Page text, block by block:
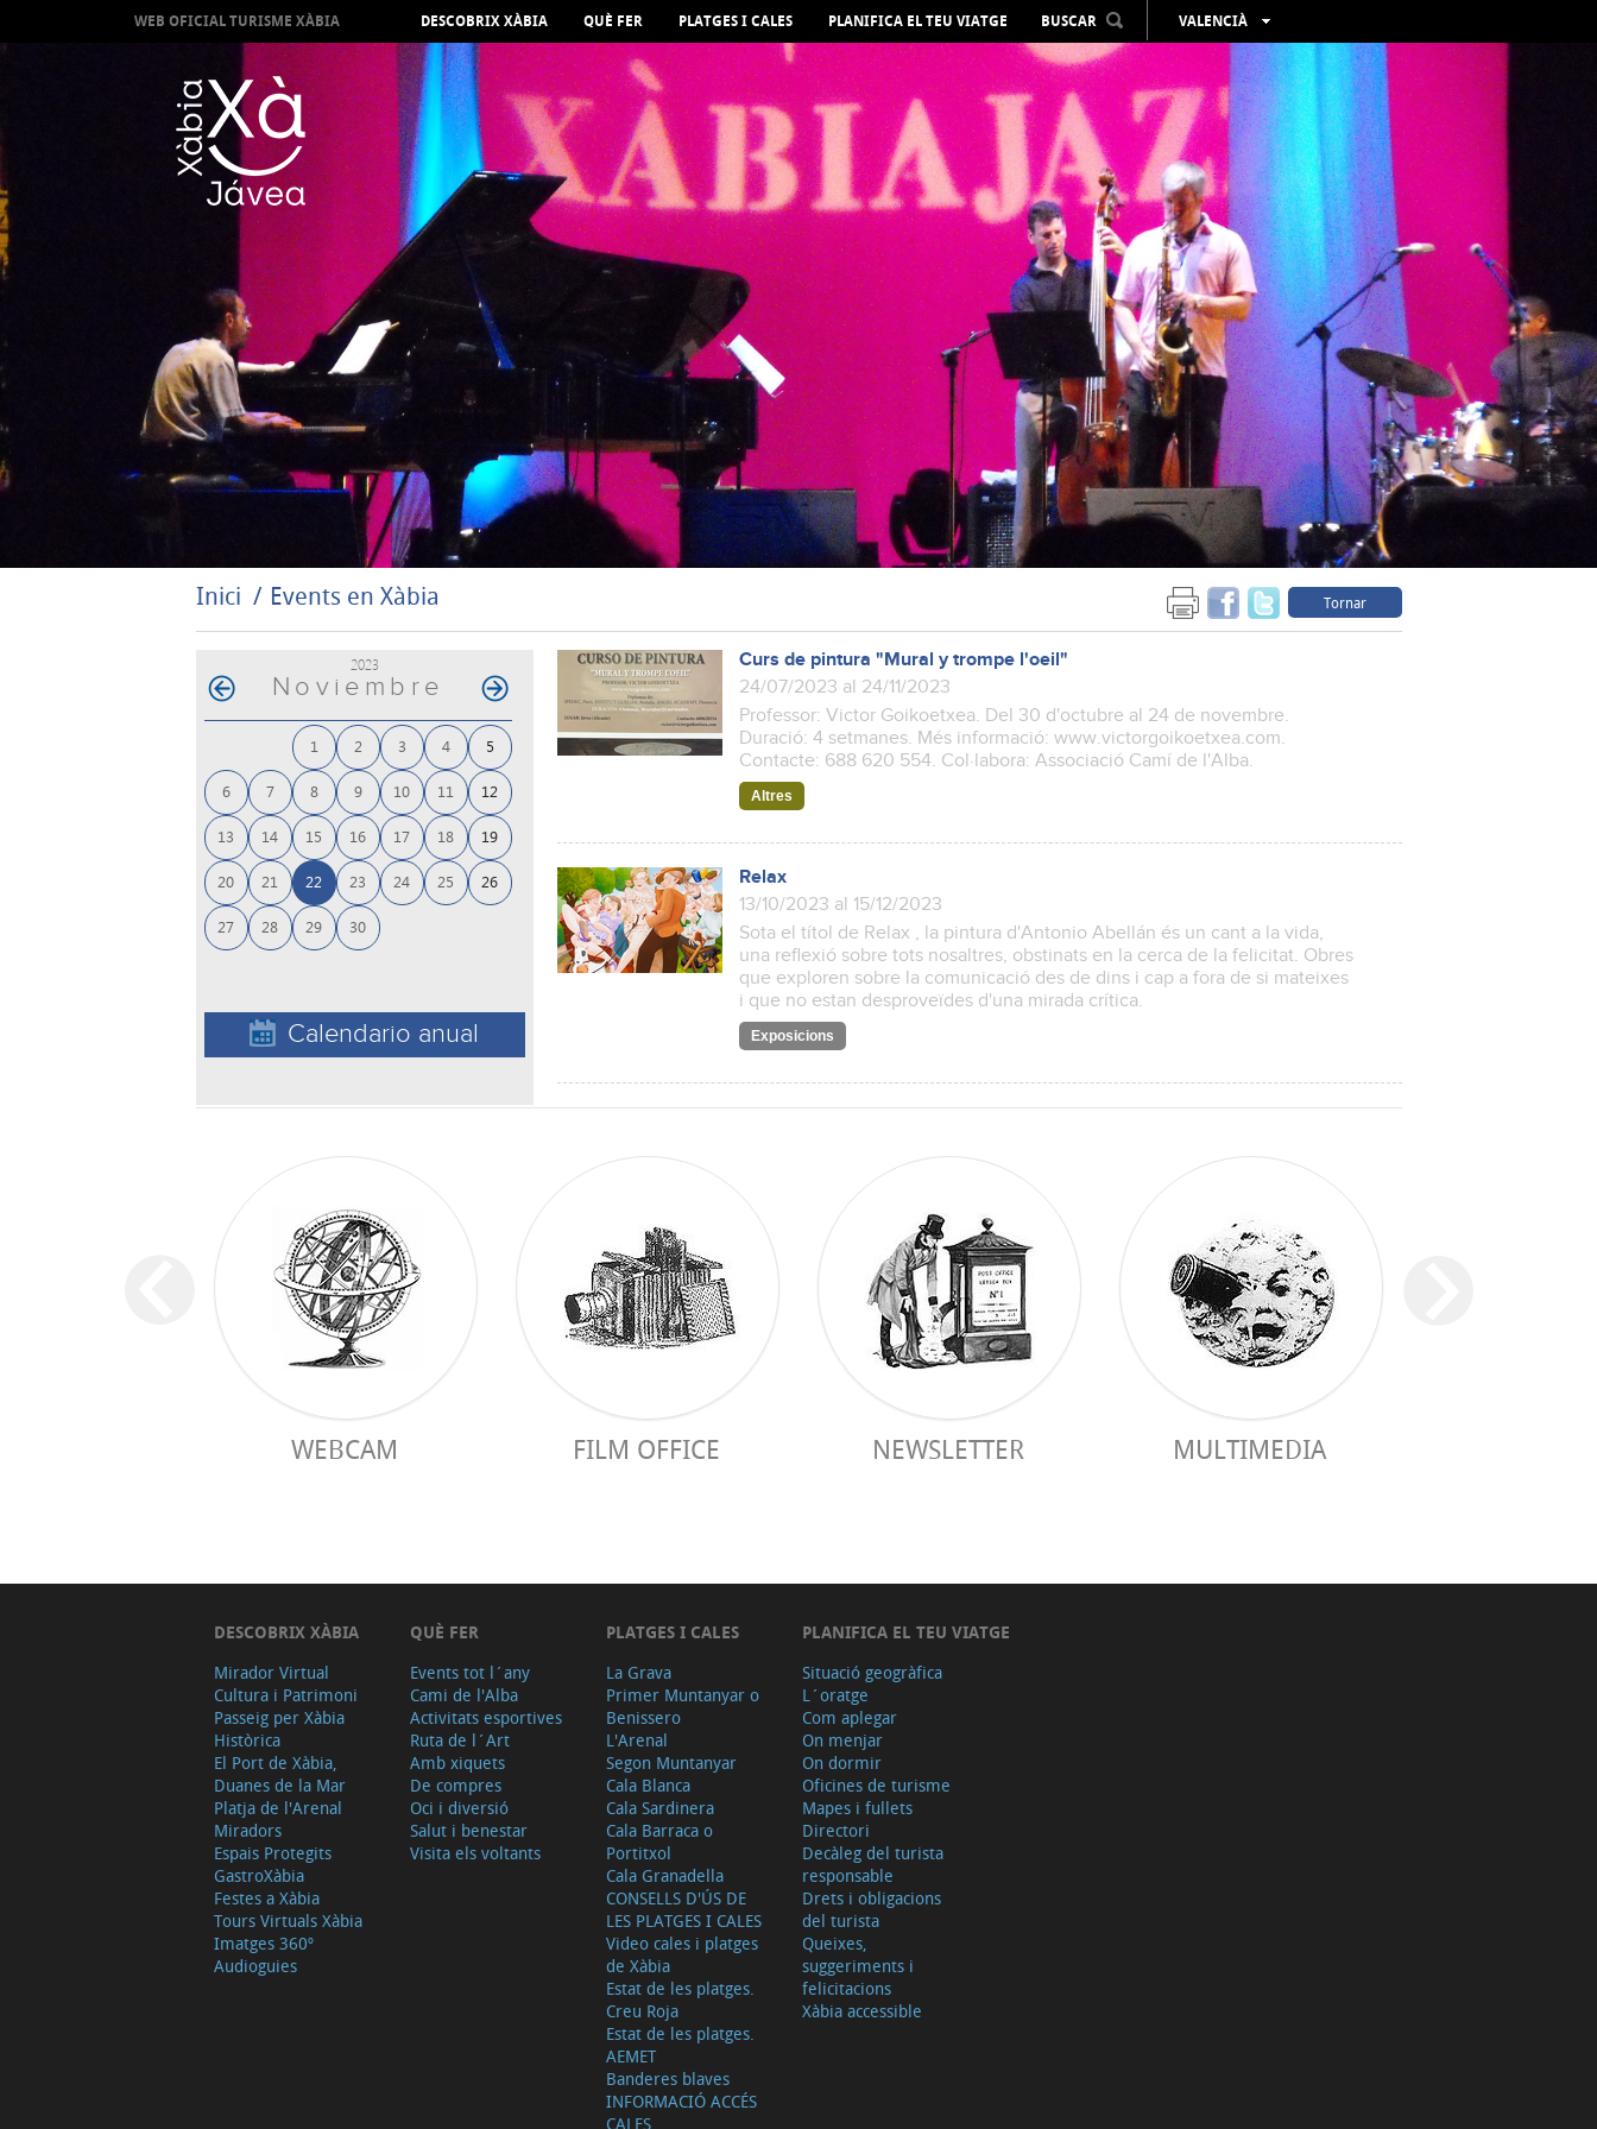
WEB OFICIAL TURISME XÀBIA DESCOBRIX XÀBIA QUÈ FER PLATGES I CALES PLANIFICA EL TEU VIATGE BUSCAR
VALENCIÀ
ESPAÑOL
ENGLISH
FRANÇAIS
DEUTSCH
РУССКИЙ
Inici Events en Xàbia Tornar
2023
Noviembre
1 2 3 4 5
6 7 8 9 10 11 12
13 14 15 16 17 18 19
20 21 22 23 24 25 26
27 28 29 30
Calendario anual
Curs de pintura "Mural y trompe l'oeil"
24/07/2023 al 24/11/2023
Professor: Victor Goikoetxea. Del 30 d'octubre al 24 de novembre.
Duració: 4 setmanes. Més informació: www.victorgoikoetxea.com.
Contacte: 688 620 554. Col·labora: Associació Camí de l'Alba.
Altres
Relax
13/10/2023 al 15/12/2023
Sota el títol de Relax , la pintura d'Antonio Abellán és un cant a la vida,
una reflexió sobre tots nosaltres, obstinats en la cerca de la felicitat. Obres
que exploren sobre la comunicació des de dins i cap a fora de si mateixes
i que no estan desproveïdes d'una mirada crítica.
Exposicions
WEBCAM FILM OFFICE NEWSLETTER MULTIMEDIA
DESCOBRIX XÀBIA
Mirador Virtual
Cultura i Patrimoni
Passeig per Xàbia
Històrica
El Port de Xàbia,
Duanes de la Mar
Platja de l'Arenal
Miradors
Espais Protegits
GastroXàbia
Festes a Xàbia
Tours Virtuals Xàbia
Imatges 360º
Audioguies
QUÈ FER
Events tot l´any
Cami de l'Alba
Activitats esportives
Ruta de l´Art
Amb xiquets
De compres
Oci i diversió
Salut i benestar
Visita els voltants
PLATGES I CALES
La Grava
Primer Muntanyar o
Benissero
L'Arenal
Segon Muntanyar
Cala Blanca
Cala Sardinera
Cala Barraca o
Portitxol
Cala Granadella
CONSELLS D'ÚS DE
LES PLATGES I CALES
Video cales i platges
de Xàbia
Estat de les platges.
Creu Roja
Estat de les platges.
AEMET
Banderes blaves
INFORMACIÓ ACCÉS
CALES
PLANIFICA EL TEU VIATGE
Situació geogràfica
L´oratge
Com aplegar
On menjar
On dormir
Oficines de turisme
Mapes i fullets
Directori
Decàleg del turista
responsable
Drets i obligacions
del turista
Queixes,
suggeriments i
felicitacions
Xàbia accessible